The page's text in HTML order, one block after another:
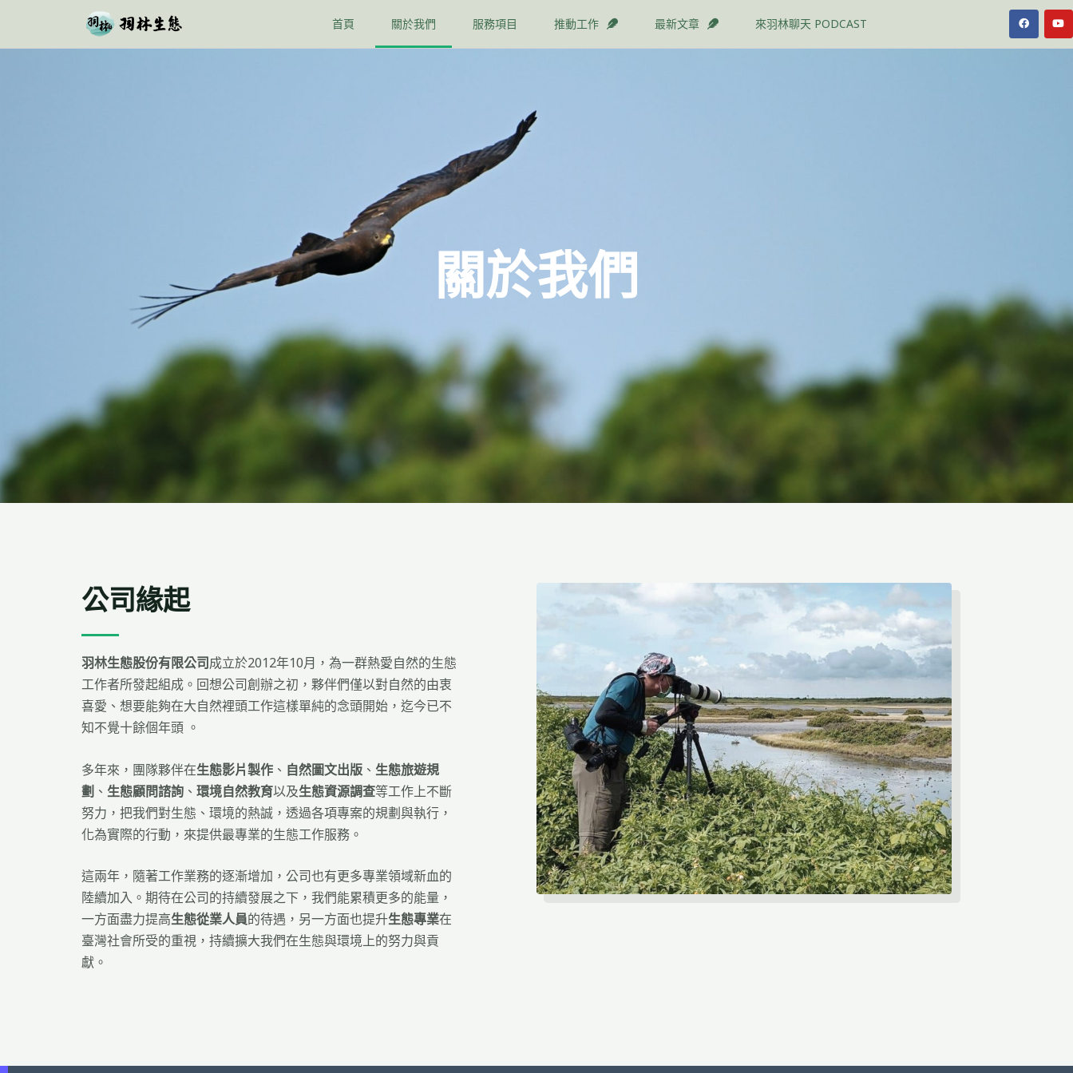
主
首頁 關於我們 服務項目 推動工作 最新文章 來羽林聊天 PODCAST
F
a
Y
o
關於我們
公司緣起
羽林生態股份有限公司成立於2012年10月，為一群熱愛自然的生態
工作者所發起組成。回想公司創辦之初，夥伴們僅以對自然的由衷
喜愛、想要能夠在大自然裡頭工作這樣單純的念頭開始，迄今已不
知不覺十餘個年頭 。
多年來，團隊夥伴在生態影片製作 、 自然圖文出版 、 生態旅遊規
劃 、 生態顧問諮詢 、 環境自然教育以及生態資源調查等工作上不斷
努力，把我們對生態、環境的熱誠，透過各項專案的規劃與執行，
化為實際的行動，來提供最專業的生態工作服務。
這兩年，隨著工作業務的逐漸增加，公司也有更多專業領域新血的
陸續加入。期待在公司的持續發展之下，我們能累積更多的能量，
一方面盡力提高生態從業人員的待遇，另一方面也提升生態專業在
臺灣社會所受的重視，持續擴大我們在生態與環境上的努力與貢
獻。